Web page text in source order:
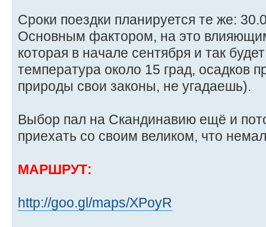
Сроки поездки планируется те же:
Основным фактором, на это
которая в начале сентября и так
температура около 15 град, осадков
природы свои законы, не угадаешь).
Выбор пал на Скандинавию ещё и
приехать со своим великом, что
МАРШРУТ:
http://goo.gl/maps/XPoyR